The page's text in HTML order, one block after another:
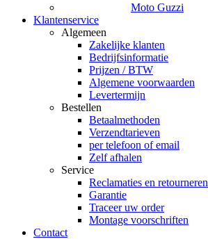
Moto Guzzi
Klantenservice
Algemeen
Zakelijke klanten
Bedrijfsinformatie
Prijzen / BTW
Algemene voorwaarden
Levertermijn
Bestellen
Betaalmethoden
Verzendtarieven
per telefoon of email
Zelf afhalen
Service
Reclamaties en retourneren
Garantie
Traceer uw order
Montage voorschriften
Contact